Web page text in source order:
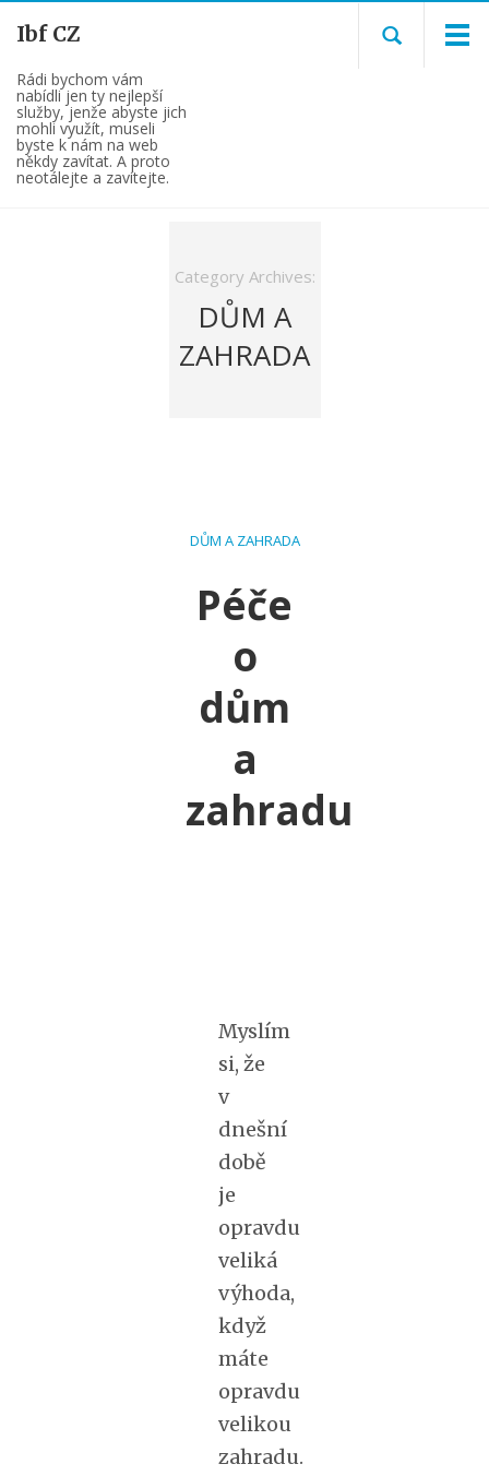
Ibf CZ
Rádi bychom vám
nabídli jen ty nejlepší
služby, jenže abyste jich
mohli využít, museli
byste k nám na web
někdy zavítat. A proto
neotálejte a zavítejte.
Category Archives:
DŮM A
ZAHRADA
DŮM A ZAHRADA
Péče
o
dům
a
zahradu
Myslím
si, že
v
dnešní
době
je
opravdu
veliká
výhoda,
když
máte
opravdu
velikou
zahradu.